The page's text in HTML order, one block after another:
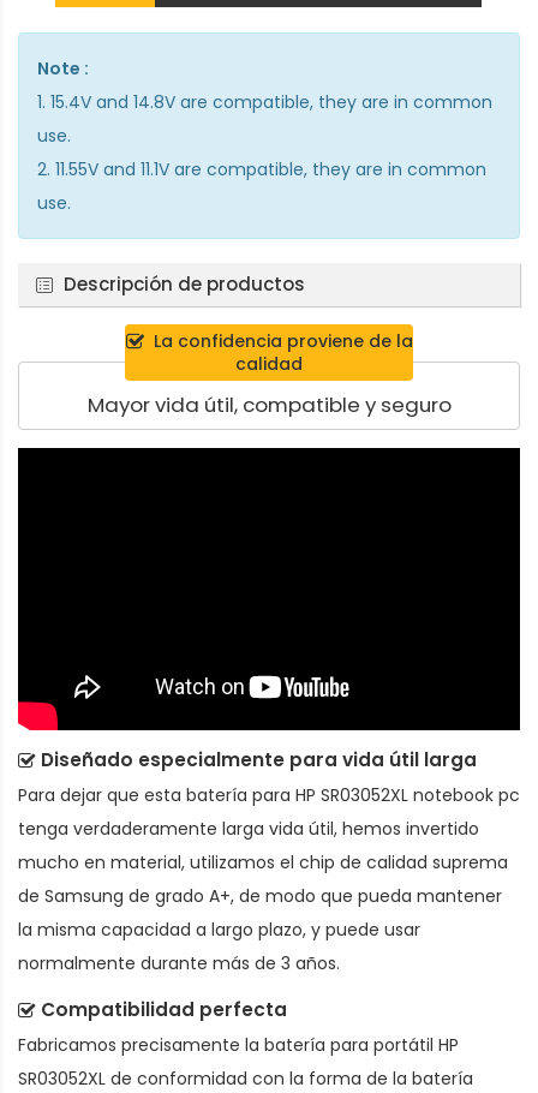
Note :
1. 15.4V and 14.8V are compatible, they are in common
use.
2. 11.55V and 11.1V are compatible, they are in common
use.
Descripción de productos
La confidencia proviene de la
calidad
Mayor vida útil, compatible y seguro
Diseñado especialmente para vida útil larga
Para dejar que esta batería para HP SR03052XL notebook pc
tenga verdaderamente larga vida útil, hemos invertido
mucho en material, utilizamos el chip de calidad suprema
de Samsung de grado A+, de modo que pueda mantener
la misma capacidad a largo plazo, y puede usar
normalmente durante más de 3 años.
Compatibilidad perfecta
Fabricamos precisamente la batería para portátil HP
SR03052XL de conformidad con la forma de la batería